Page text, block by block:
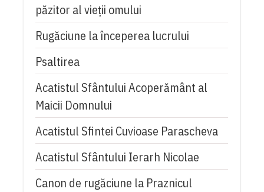
păzitor al vieții omului
Rugăciune la începerea lucrului
Psaltirea
Acatistul Sfântului Acoperământ al
Maicii Domnului
Acatistul Sfintei Cuvioase Parascheva
Acatistul Sfântului Ierarh Nicolae
Canon de rugăciune la Praznicul